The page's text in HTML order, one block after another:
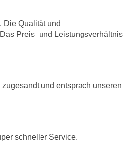
Die Qualität und
Preis- und Leistungsverhältnis
und entsprach unseren
schneller Service.